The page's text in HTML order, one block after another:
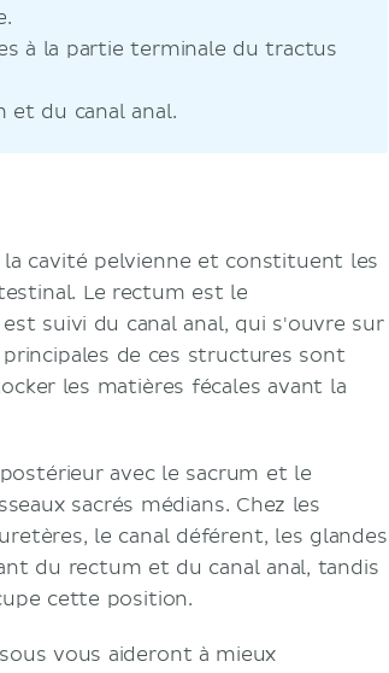
à la partie terminale du tractus
du canal anal.
cavité pelvienne et constituent les
Le rectum est le
suivi du canal anal, qui s'ouvre sur
de ces structures sont
les matières fécales avant la
avec le sacrum et le
sacrés médians. Chez les
le canal déférent, les glandes
du rectum et du canal anal, tandis
cette position.
vous aideront à mieux